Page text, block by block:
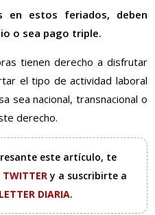
en estos feriados, deben
o sea pago triple.
tienen derecho a disfrutar
el tipo de actividad laboral
sea nacional, transnacional o
derecho.
este artículo, te
TWITTERy a suscribirte a
DIARIA.